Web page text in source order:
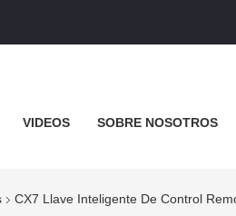
VIDEOS SOBRE NOSOTROS
CX7 Llave Inteligente De Control